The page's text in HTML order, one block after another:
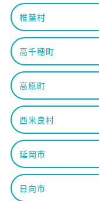
椎葉村
高千穂町
高原町
西米良村
延岡市
日向市